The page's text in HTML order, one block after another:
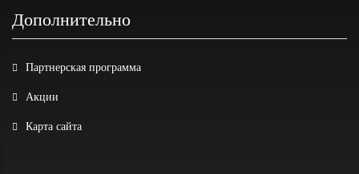
Дополнительно
Партнерская программа
Акции
Карта сайта